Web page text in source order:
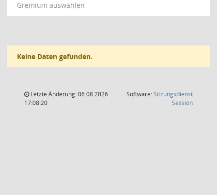
Gremium auswählen
Keine Daten gefunden.
Letzte Änderung: 06.08.2026
17:08:20
Software:Sitzungsdienst
Session(Wird in